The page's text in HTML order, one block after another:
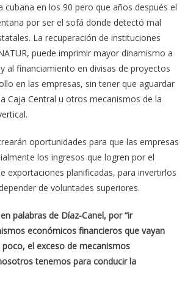
cubana en los 90 pero que años después el
por ser el sofá donde detectó mal
La recuperación de instituciones
puede imprimir mayor dinamismo a
al financiamiento en divisas de proyectos
en las empresas, sin tener que aguardar
Caja Central u otros mecanismos de la
oportunidades para que las empresas
los ingresos que logren por el
exportaciones planificadas, para invertirlos
de voluntades superiores.
palabras de Díaz-Canel, por “ir
económicos financieros que vayan
el exceso de mecanismos
tenemos para conducir la